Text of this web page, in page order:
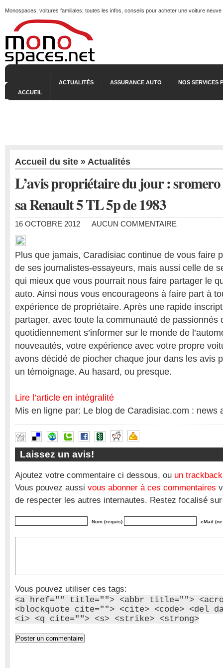
Monospaces, voitures familiales; toutes les infos, conseils pour acheter une voiture
ACCUEIL
ACTUALITÉS ASSURANCE AUTO NOS SERVICES
Accueil du site » Actualités
L’avis propriétaire du jour : sromero
sa Renault 5 TL 5p de 1983
16 OCTOBRE 2012 AUCUN COMMENTAIRE
Plus que jamais, Caradisiac continue de vous faire
de ses journalistes-essayeurs, mais aussi celle de
qui mieux que vous pourrait nous faire partager le
auto. Ainsi nous vous encourageons à faire part à
expérience de propriétaire. Après une rapide
partager, avec toute la communauté de passionnés
quotidiennement s’informer sur le monde de
nouveautés, votre expérience avec votre propre
avons décidé de piocher chaque jour dans les avis
un témoignage. Au hasard, ou presque.
Lire l’article en intégralité
Mis en ligne par: Le blog de Caradisiac.com : news
Laissez un avis!
Ajoutez votre commentaire ci dessous, ou un trackback
Vous pouvez aussi vous abonner à ces commentaires
de respecter les autres internautes. Restez focalisé
Nom (requis) eMail
Vous pouvez utiliser ces tags:
<a href="" title=""> <abbr title="">
<blockquote cite=""> <cite> <code> <del
<i> <q cite=""> <s> <strike> <strong>